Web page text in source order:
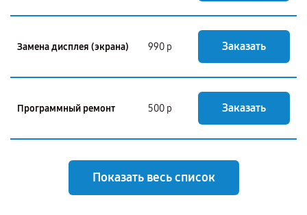
Замена дисплея (экрана) 990 р Заказать
Программный ремонт 500 р Заказать
Показать весь список